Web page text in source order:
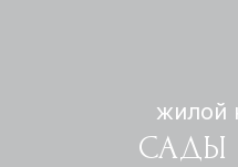
жилой
САДЫ